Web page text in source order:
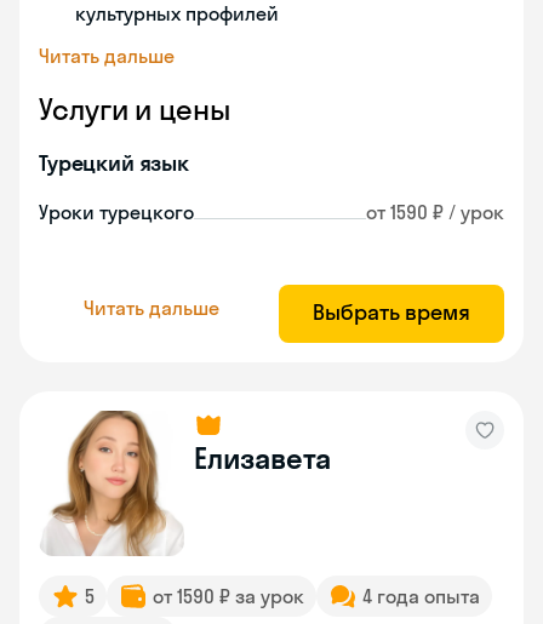
культурных профилей
Читать дальше
Услуги и цены
Турецкий язык
Уроки турецкого от 1590 ₽ / урок
Читать дальше Выбрать время
Елизавета
5 от 1590 ₽ за урок
4 года опыта